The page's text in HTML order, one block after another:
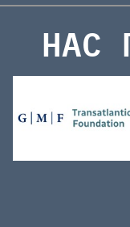
НАС